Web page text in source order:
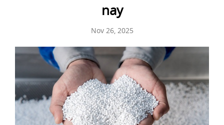
nay
Nov 26, 2025